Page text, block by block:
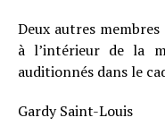
Deux autres
à l’intérieur de la
auditionnés dans le
Gardy Saint-Louis